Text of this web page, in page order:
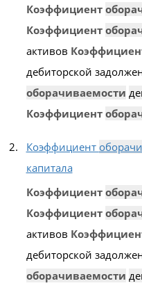
Коэффициент
Коэффициент
активов
дебиторской
оборачиваемости
Коэффициент
Коэффициент
капитала
Коэффициент
Коэффициент
активов
дебиторской
оборачиваемости